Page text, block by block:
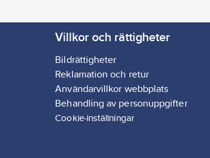
Villkor och rättigheter
Bildrättigheter
Reklamation och retur
Användarvillkor webbplats
Behandling av personuppgifter
Cookie-inställningar